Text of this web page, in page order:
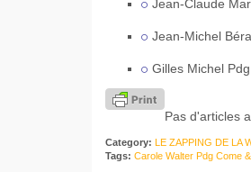
Jean-Claude
Jean-Michel
Gilles Michel
Pas d'articles
Category: LE ZAPPING DE LA
Tags: Carole Walter Pdg Come